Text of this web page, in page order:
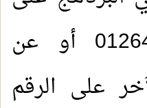
الرقمين 0126477117 أو عن
على الرقم